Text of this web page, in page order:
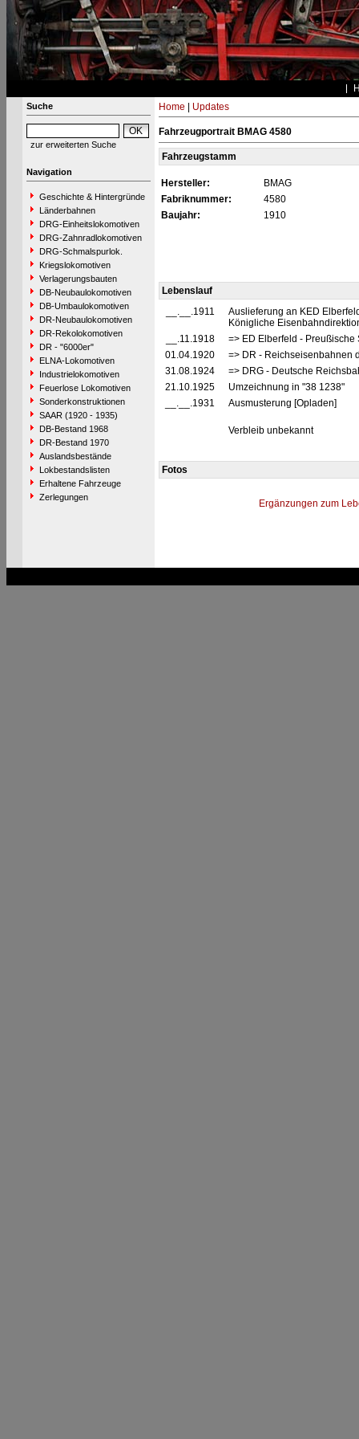
Suche
zur erweiterten Suche
Navigation
Geschichte & Hintergründe
Länderbahnen
DRG-Einheitslokomotiven
DRG-Zahnradlokomotiven
DRG-Schmalspurlok.
Kriegslokomotiven
Verlagerungsbauten
DB-Neubaulokomotiven
DB-Umbaulokomotiven
DR-Neubaulokomotiven
DR-Rekolokomotiven
DR - "6000er"
ELNA-Lokomotiven
Industrielokomotiven
Feuerlose Lokomotiven
Sonderkonstruktionen
SAAR (1920 - 1935)
DB-Bestand 1968
DR-Bestand 1970
Auslandsbestände
Lokbestandslisten
Erhaltene Fahrzeuge
Zerlegungen
Home Updates
Fahrzeugportrait BMAG 4580
Fahrzeugstamm
Hersteller:
BMAG
Fabriknummer:
4580
Baujahr:
1910
Lebenslauf
__.__.1911
Auslieferung an KED
Königliche
__.11.1918
=> ED Elberfeld -
01.04.1920
=> DR - Reichseisenbahnen
31.08.1924
=> DRG - Deutsche
21.10.1925
Umzeichnung in "38 1238"
__.__.1931
Ausmusterung [Opladen]
Verbleib unbekannt
Fotos
Ergänzungen zum